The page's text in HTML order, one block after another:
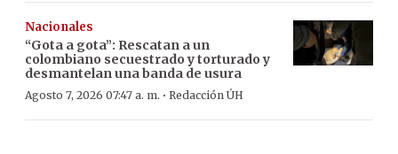
Nacionales
“Gota a gota”: Rescatan a un
colombiano secuestrado y torturado y
desmantelan una banda de usura
Agosto 7, 2026 07:47 a. m. · Redacción ÚH